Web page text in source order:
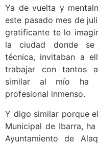
Ya de vuelta y
este pasado mes de
gratificante te lo
la ciudad donde se
técnica, invitaban a
trabajar con tantos
similar al mío ha
profesional inmenso.
Y digo similar porque
Municipal de Ibarra,
Ayuntamiento de